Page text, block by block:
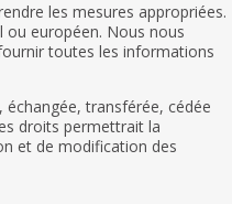
les mesures appropriées.
ou européen. Nous nous
toutes les informations
échangée, transférée, cédée
droits permettrait la
et de modification des